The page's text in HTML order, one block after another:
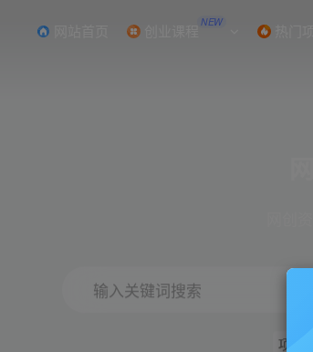
创业课程 NEW 热门项
输入关键词搜索
项目